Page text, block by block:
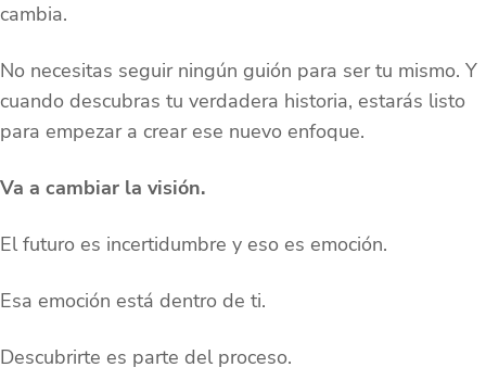
cambia.
No necesitas seguir ningún guión para ser tu mismo. Y
cuando descubras tu verdadera historia, estarás listo
para empezar a crear ese nuevo enfoque.
Va a cambiar la visión.
El futuro es incertidumbre y eso es emoción.
Esa emoción está dentro de ti.
Descubrirte es parte del proceso.